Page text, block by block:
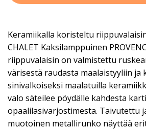
Keramiikalla koristeltu riippuvalaisin
CHALET Kaksilamppuinen
riippuvalaisin on valmistettu
värisestä raudasta maalaistyyliin ja
sinivalkoiseksi maalatuilla
valo säteilee pöydälle kahdesta
opaalilasivarjostimesta. Taivutettu
muotoinen metallirunko näyttää